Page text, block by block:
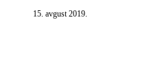
15. avgust 2019.